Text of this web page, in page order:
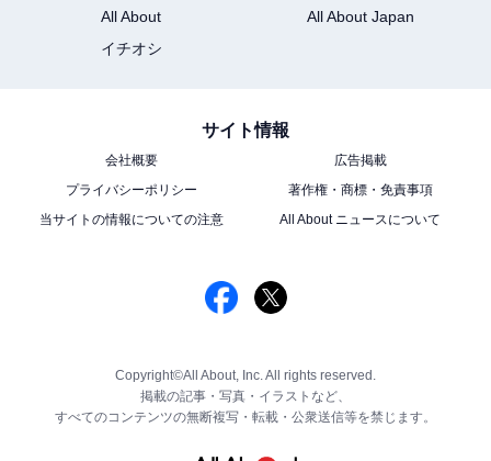
All About
All About Japan
イチオシ
サイト情報
会社概要
広告掲載
プライバシーポリシー
著作権・商標・免責事項
当サイトの情報についての注意
All About ニュースについて
Copyright©All About, Inc. All rights reserved.
掲載の記事・写真・イラストなど、
すべてのコンテンツの無断複写・転載・公衆送信等を禁じます。